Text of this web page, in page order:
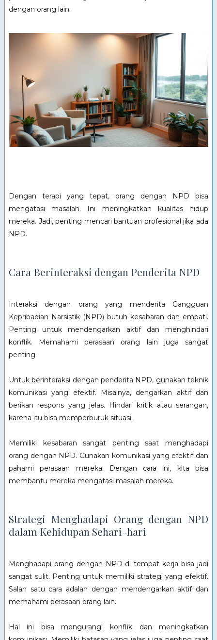
dengan orang lain.
Dengan terapi yang tepat, orang dengan NPD bisa
mengatasi masalah. Ini meningkatkan kualitas hidup
mereka. Jadi, penting mencari bantuan profesional jika ada
NPD.
Cara Berinteraksi dengan Penderita NPD
Interaksi dengan orang yang menderita Gangguan
Kepribadian Narsistik (NPD) butuh kesabaran dan empati.
Penting untuk mendengarkan aktif dan menghindari
konflik. Memahami perasaan orang lain juga sangat
penting.
Untuk berinteraksi dengan penderita NPD, gunakan teknik
komunikasi yang efektif. Misalnya, dengarkan aktif dan
berikan respons yang jelas. Hindari kritik atau serangan,
karena itu bisa memperburuk situasi.
Memiliki kesabaran sangat penting saat menghadapi
orang dengan NPD. Gunakan komunikasi yang efektif dan
pahami perasaan mereka. Dengan cara ini, kita bisa
membantu mereka mengatasi masalah mereka.
Strategi Menghadapi Orang dengan NPD
dalam Kehidupan Sehari-hari
Menghadapi orang dengan NPD di tempat kerja bisa jadi
sangat sulit. Penting untuk memiliki strategi yang efektif.
Salah satu cara adalah dengan mendengarkan aktif dan
memahami perasaan orang lain.
Hal ini bisa mengurangi konflik dan meningkatkan